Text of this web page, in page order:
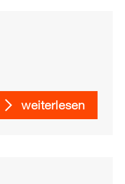
weiterlesen